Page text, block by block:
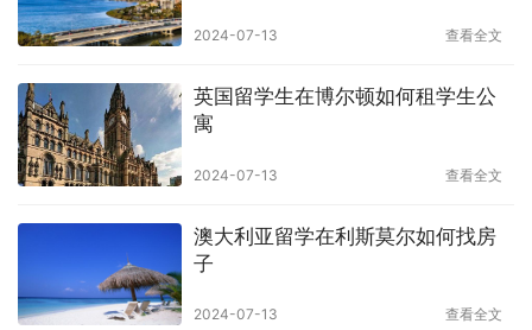
2024-07-13 查看全文
英国留学生在博尔顿如何租学生公
寓
2024-07-13 查看全文
澳大利亚留学在利斯莫尔如何找房
子
2024-07-13 查看全文